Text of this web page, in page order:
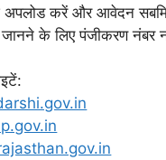
अपलोड करें और आवेदन
के लिए पंजीकरण नंबर